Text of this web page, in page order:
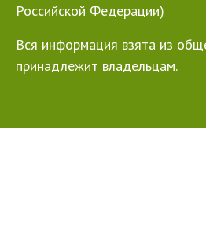
Российской Федерации)
Вся информация взята из
принадлежит владельцам.